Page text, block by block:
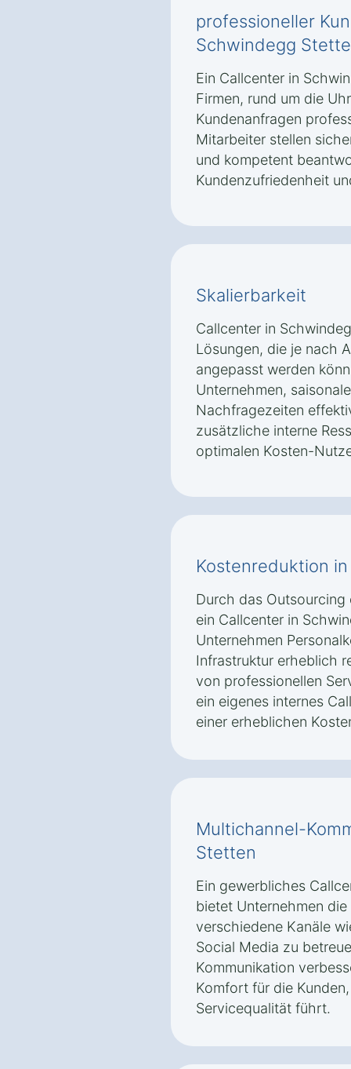
professioneller
Schwindegg
Ein Callcenter in
Firmen, rund um die
Kundenanfragen
Mitarbeiter stellen
und kompetent
Kundenzufriedenheit
Skalierbarkeit
Callcenter in
Lösungen, die je nach
angepasst werden
Unternehmen,
Nachfragezeiten
zusätzliche interne
optimalen Kosten-
Kostenreduktion
Durch das Outsourcing
ein Callcenter in
Unternehmen
Infrastruktur erheblich
von professionellen
ein eigenes internes
einer erheblichen
Multichannel-
Stetten
Ein gewerbliches
bietet Unternehmen
verschiedene Kanäle
Social Media zu
Kommunikation
Komfort für die
Servicequalität führt.